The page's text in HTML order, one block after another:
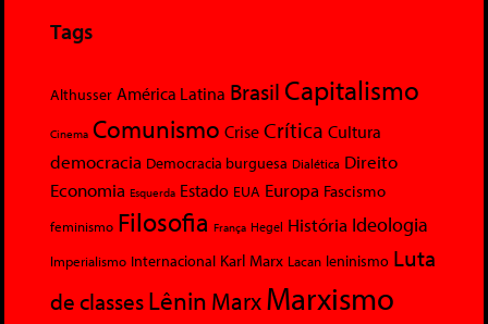
Tags
Althusser América Latina Brasil Capitalismo
Cinema Comunismo Crise Crítica Cultura
democracia Democracia burguesa Dialética Direito
Economia Esquerda Estado EUA Europa Fascismo
feminismo Filosofia França Hegel História Ideologia
Imperialismo Internacional Karl Marx Lacan leninismo Luta
de classesLênin MarxMarxismo